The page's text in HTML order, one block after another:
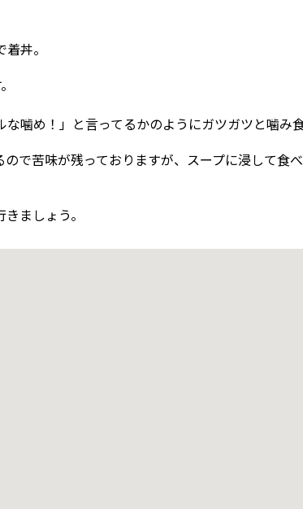
丼。
噛め！」と言ってるかのようにガツガツと噛み
で苦味が残っておりますが、スープに浸して食
ましょう。